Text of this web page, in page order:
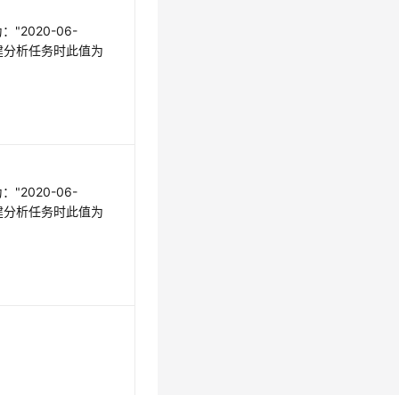
："2020-06-
析任务时此值为
："2020-06-
析任务时此值为